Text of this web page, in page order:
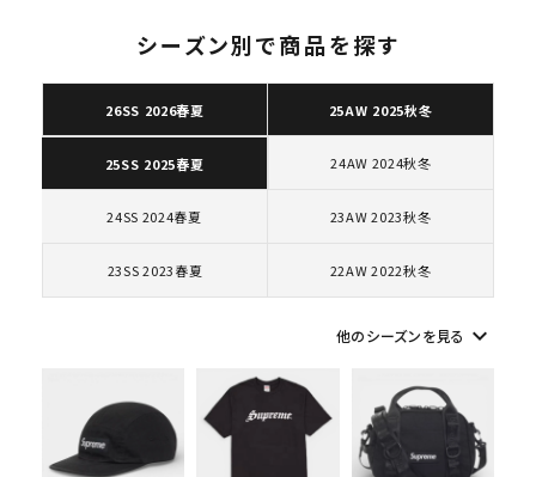
人気ワード 2026SS
Tシャツ・ロングスリーブ
コラボレーションブランドから探す
シーズンから探す
シーズン別で商品を探す
26SS 2026春夏 25AW 2025秋冬
25SS 2025春夏 24AW 2024秋冬
24SS 2024春夏 23AW 2023秋冬
23SS 2023春夏 22AW 2022秋冬
他のシーズンを見る keyboard_arrow_down